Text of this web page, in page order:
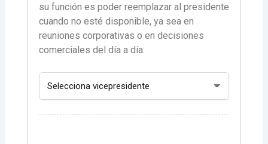
su función es poder reemplazar al presidente
cuando no esté disponible, ya sea en
reuniones corporativas o en decisiones
comerciales del día a día.